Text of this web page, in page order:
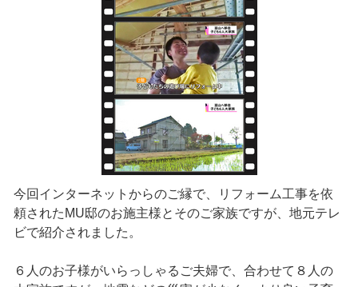
今回インターネットからのご縁で、リフォーム工事を依
頼されたMU邸のお施主様とそのご家族ですが、地元テレ
ビで紹介されました。
６人のお子様がいらっしゃるご夫婦で、合わせて８人の